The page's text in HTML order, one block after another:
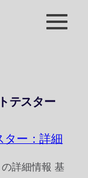
テスター
ター：詳細
詳細情報 基